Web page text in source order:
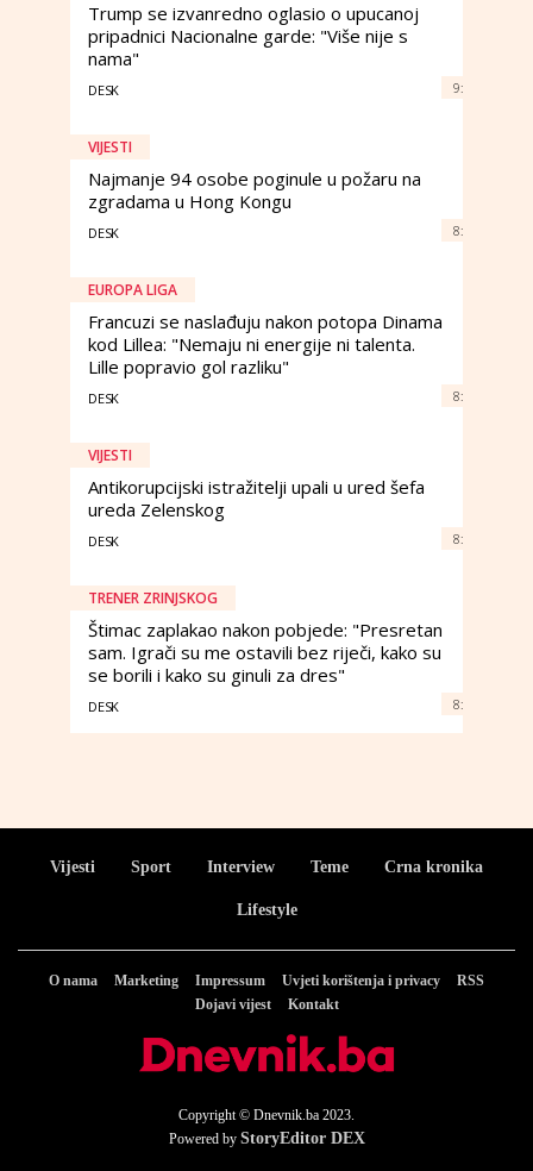
Trump se izvanredno oglasio o upucanoj
pripadnici Nacionalne garde: "Više nije s
nama"
DESK 9:
VIJESTI
Najmanje 94 osobe poginule u požaru na
zgradama u Hong Kongu
DESK 8:
EUROPA LIGA
Francuzi se naslađuju nakon potopa Dinama
kod Lillea: "Nemaju ni energije ni talenta.
Lille popravio gol razliku"
DESK 8:
VIJESTI
Antikorupcijski istražitelji upali u ured šefa
ureda Zelenskog
DESK 8:
TRENER ZRINJSKOG
Štimac zaplakao nakon pobjede: "Presretan
sam. Igrači su me ostavili bez riječi, kako su
se borili i kako su ginuli za dres"
DESK 8:
Vijesti Sport Interview Teme Crna kronika
Lifestyle
O nama Marketing Impressum Uvjeti korištenja i privacy
RSS
Dojavi vijest
Kontakt
Copyright © Dnevnik.ba 2023.
Powered by StoryEditor DEX